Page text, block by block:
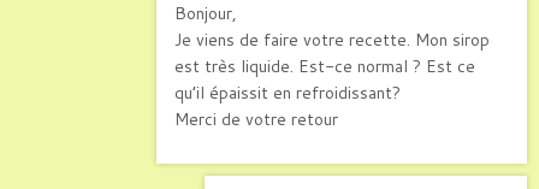
Bonjour,
Je viens de faire votre recette. Mon sirop
est très liquide. Est-ce normal ? Est ce
qu’il épaissit en refroidissant?
Merci de votre retour